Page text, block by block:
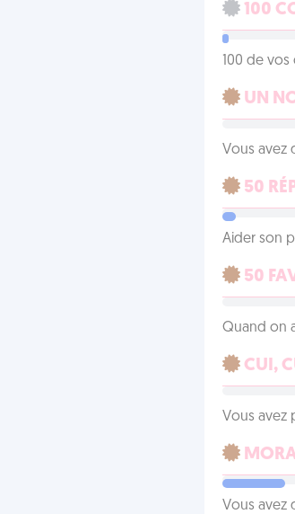
100
100 de
UN
Vous avez
50
Aider son
50
Quand on
CUI,
Vous avez
Vous avez